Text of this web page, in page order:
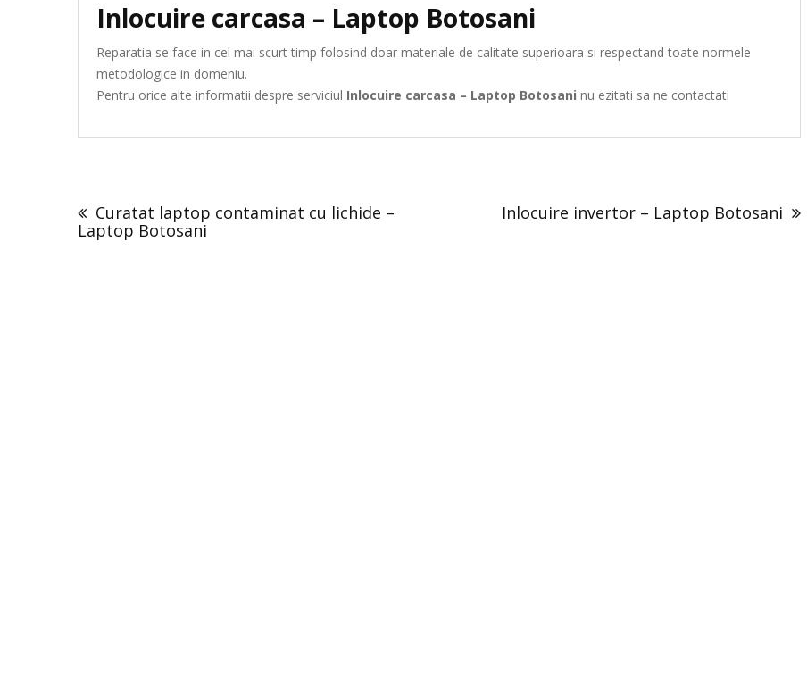
Inlocuire carcasa – Laptop Botosani
Reparatia se face in cel mai scurt timp folosind doar materiale de calitate superioara si respectand toate normele
metodologice in domeniu.
Pentru orice alte informatii despre serviciul Inlocuire carcasa – Laptop Botosani nu ezitati sa ne contactati
navigation
Curatat laptop contaminat cu lichide –
Laptop Botosani
Inlocuire invertor – Laptop Botosani